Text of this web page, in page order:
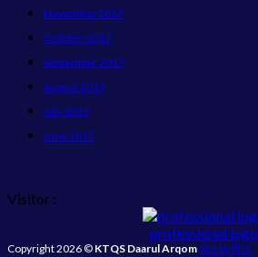
November 2017
October 2017
September 2017
August 2017
July 2017
June 2017
Visitor :
professional logo
Copyright 2026 © KTQS Daarul ArqomSite by flixs